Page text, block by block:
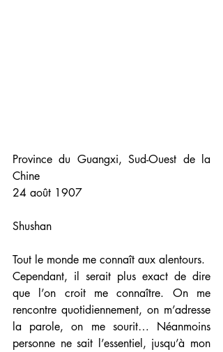
Province du Guangxi, Sud-Ouest de la
Chine
24 août 1907
Shushan
Tout le monde me connaît aux alentours.
Cependant, il serait plus exact de dire
que l’on croit me connaître. On me
rencontre quotidiennement, on m’adresse
la parole, on me sourit… Néanmoins
personne ne sait l’essentiel, jusqu’à mon